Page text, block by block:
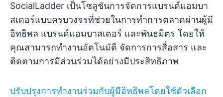
SocialLadder เป็นโซลูชันการจัดการแบรนด์แอมบา
สเดอร์แบบครบวงจรที่ช่วยในการทำการตลาดผ่านผู้มี
อิทธิพล แบรนด์แอมบาสเดอร์ และพันธมิตร โดยให้
คุณสามารถทำงานอัตโนมัติ จัดการการสื่อสาร และ
ติดตามการมีส่วนร่วมได้อย่างมีประสิทธิภาพ
ปรับปรุงการทำงานร่วมกับผู้มีอิทธิพลโดยใช้ตัวเลือก